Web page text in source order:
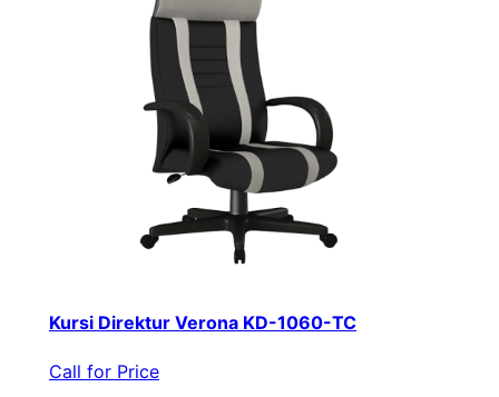
Kursi Direktur Verona KD-1060-TC
Call for Price